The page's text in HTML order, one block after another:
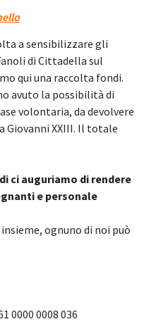
a sensibilizzare gli
di Cittadella sul
qui una raccolta fondi.
avuto la possibilità di
volontaria, da devolvere
Giovanni XXIII. Il totale
ci auguriamo di rendere
e personale
ognuno di noi può
0000 0008 036